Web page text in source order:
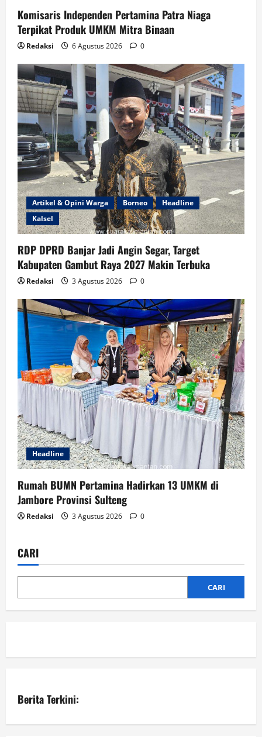
Komisaris Independen Pertamina Patra Niaga
Terpikat Produk UMKM Mitra Binaan
Redaksi 6 Agustus 2026 0
Artikel & Opini Warga Borneo
Headline
Kalsel
RDP DPRD Banjar Jadi Angin Segar, Target
Kabupaten Gambut Raya 2027 Makin Terbuka
Redaksi 3 Agustus 2026 0
Headline
Rumah BUMN Pertamina Hadirkan 13 UMKM di
Jambore Provinsi Sulteng
Redaksi 3 Agustus 2026 0
CARI
CARI
Berita Terkini: